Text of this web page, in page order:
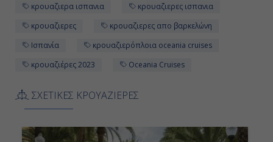
Διακτέρευση
Αποβίβαση
κρουαζιερα ισπανια
κρουαζιερες ισπανια
κρουαζιερες
κρουαζιερες απο βαρκελώνη
Ισπανία
κρουαζιερόπλοια oceania cruises
κρουαζιέρες 2023
Oceania Cruises
ΣΧΕΤΙΚΕΣ ΚΡΟΥΑΖΙΕΡΕΣ